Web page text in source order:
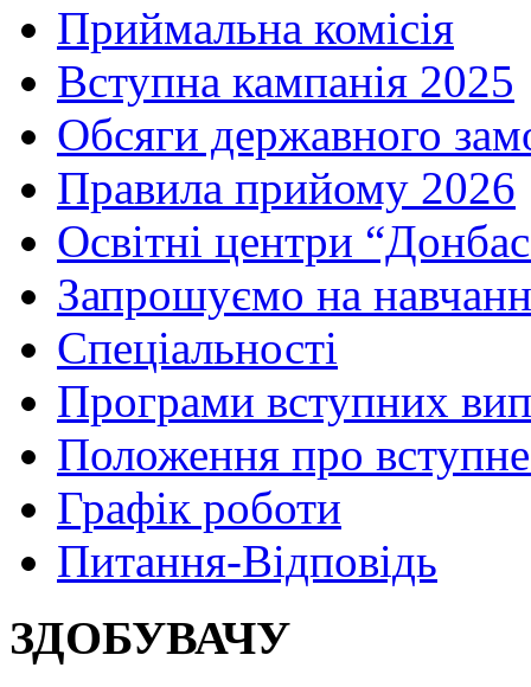
Приймальна комісія
Вступна кампанія 2025
Обсяги державного
Правила прийому 2026
Освітні центри
Запрошуємо на
Спеціальності
Програми вступних
Положення про
Графік роботи
Питання-Відповідь
ЗДОБУВАЧУ